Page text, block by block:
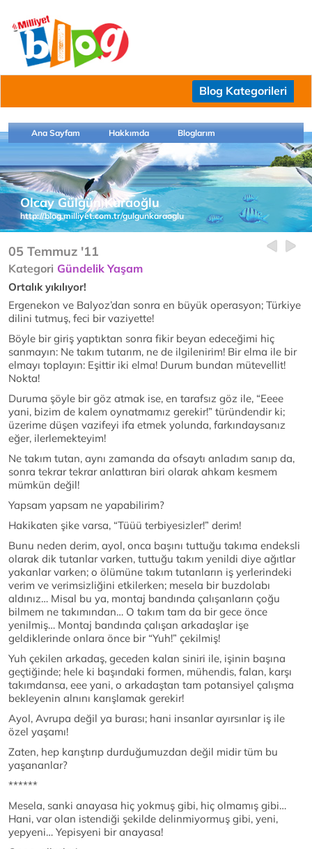
Blog Kategorileri
Ana Sayfam Hakkımda Bloglarım
Olcay Gülgün Karaoğlu
http://blog.milliyet.com.tr/gulgunkaraoglu
05 Temmuz '11
Kategori Gündelik Yaşam
Ortalık yıkılıyor!
Ergenekon ve Balyoz’dan sonra en büyük operasyon; Türkiye
dilini tutmuş, feci bir vaziyette!
Böyle bir giriş yaptıktan sonra fikir beyan edeceğimi hiç
sanmayın: Ne takım tutarım, ne de ilgilenirim! Bir elma ile bir
elmayı toplayın: Eşittir iki elma! Durum bundan mütevellit!
Nokta!
Duruma şöyle bir göz atmak ise, en tarafsız göz ile, “Eeee
yani, bizim de kalem oynatmamız gerekir!” türündendir ki;
üzerime düşen vazifeyi ifa etmek yolunda, farkındaysanız
eğer, ilerlemekteyim!
Ne takım tutan, aynı zamanda da ofsaytı anladım sanıp da,
sonra tekrar tekrar anlattıran biri olarak ahkam kesmem
mümkün değil!
Yapsam yapsam ne yapabilirim?
Hakikaten şike varsa, “Tüüü terbiyesizler!” derim!
Bunu neden derim, ayol, onca başını tuttuğu takıma endeksli
olarak dik tutanlar varken, tuttuğu takım yenildi diye ağıtlar
yakanlar varken; o ölümüne takım tutanların iş yerlerindeki
verim ve verimsizliğini etkilerken; mesela bir buzdolabı
aldınız… Misal bu ya, montaj bandında çalışanların çoğu
bilmem ne takımından… O takım tam da bir gece önce
yenilmiş… Montaj bandında çalışan arkadaşlar işe
geldiklerinde onlara önce bir “Yuh!” çekilmiş!
Yuh çekilen arkadaş, geceden kalan siniri ile, işinin başına
geçtiğinde; hele ki başındaki formen, mühendis, falan, karşı
takımdansa, eee yani, o arkadaştan tam potansiyel çalışma
bekleyenin alnını karışlamak gerekir!
Ayol, Avrupa değil ya burası; hani insanlar ayırsınlar iş ile
özel yaşamı!
Zaten, hep karıştırıp durduğumuzdan değil midir tüm bu
yaşananlar?
******
Mesela, sanki anayasa hiç yokmuş gibi, hiç olmamış gibi…
Hani, var olan istendiği şekilde delinmiyormuş gibi, yeni,
yepyeni… Yepisyeni bir anayasa!